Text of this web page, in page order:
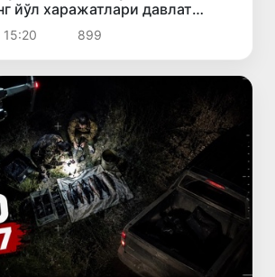
йўл харажатлари давлат
қоплаб берилиши
15:20 899